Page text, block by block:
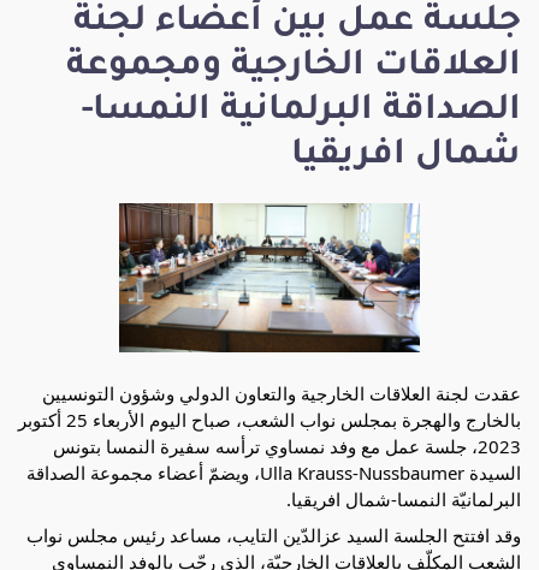
جلسة عمل بين أعضاء لجنة
العلاقات الخارجية ومجموعة
الصداقة البرلمانية النمسا-
شمال افريقيا
عقدت لجنة العلاقات الخارجية والتعاون الدولي وشؤون التونسيين
بالخارج والهجرة بمجلس نواب الشعب، صباح اليوم الأربعاء 25 أكتوبر
2023، جلسة عمل مع وفد نمساوي ترأسه سفيرة النمسا بتونس
السيدة Ulla Krauss-Nussbaumer، ويضمّ أعضاء مجموعة الصداقة
البرلمانيّة النمسا-شمال افريقيا.
وقد افتتح الجلسة السيد عزالدّين التايب، مساعد رئيس مجلس نواب
الشعب المكلّف بالعلاقات الخارجيّة، الذي رحّب بالوفد النمساوي